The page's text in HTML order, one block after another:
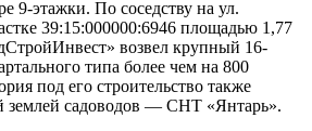
9-этажки. По соседству на ул.
39:15:000000:6946 площадью 1,77
возвел крупный 16-
типа более чем на 800
под его строительство также
землей садоводов — СНТ «Янтарь».